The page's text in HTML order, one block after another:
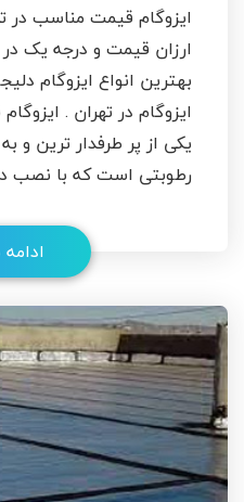
ایزوگام قیمت مناسب در
ارزان قیمت و درجه یک
بهترین انواع ایزوگام
ایزوگام در تهران .
یکی از پر طرفدار ترین و
رطوبتی است که با نصب